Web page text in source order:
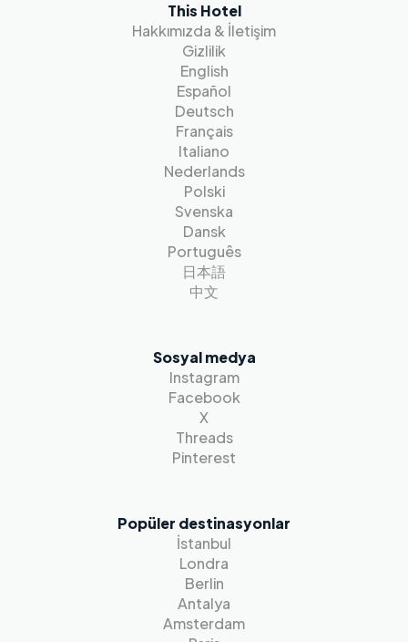
This Hotel
Hakkımızda & İletişim
Gizlilik
English
Español
Deutsch
Français
Italiano
Nederlands
Polski
Svenska
Dansk
Português
日本語
中文
Sosyal medya
Instagram
Facebook
X
Threads
Pinterest
Popüler destinasyonlar
İstanbul
Londra
Berlin
Antalya
Amsterdam